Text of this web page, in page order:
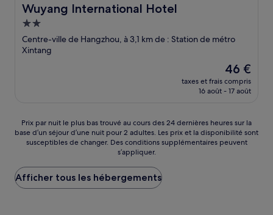
Wuyang International Hotel
Wuyang International Hotel
Hébergement
2.0 étoiles
Centre-ville de Hangzhou, à 3,1 km de : Station de métro
Xintang
Le
nouveau
prix
46 €
46 €
taxes et frais compris
16 août - 17 août
Prix
par
nuit
plus
bas
trouvé
Prix par nuit le plus bas trouvé au cours des 24 dernières heures sur la
base d’un séjour d’une nuit pour 2 adultes. Les prix et la disponibilité sont
susceptibles de changer. Des conditions supplémentaires peuvent
s’appliquer.
Afficher tous les hébergements